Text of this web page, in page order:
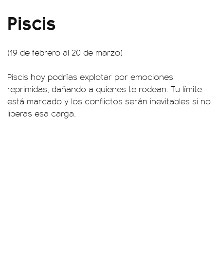
Piscis
(19 de febrero al 20 de marzo)
Piscis hoy podrías explotar por emociones
reprimidas, dañando a quienes te rodean. Tu límite
está marcado y los conflictos serán inevitables si no
liberas esa carga.